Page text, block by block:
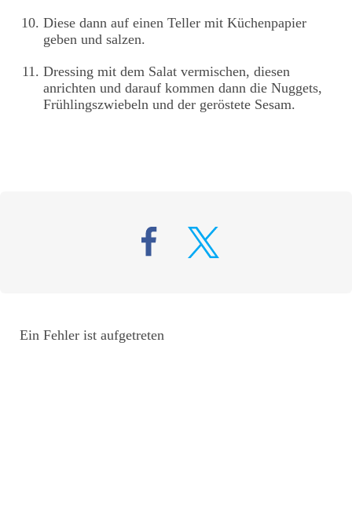
Diese dann auf einen Teller mit Küchenpapier
geben und salzen.
Dressing mit dem Salat vermischen, diesen
anrichten und darauf kommen dann die Nuggets,
Frühlingszwiebeln und der geröstete Sesam.
Ein Fehler ist aufgetreten